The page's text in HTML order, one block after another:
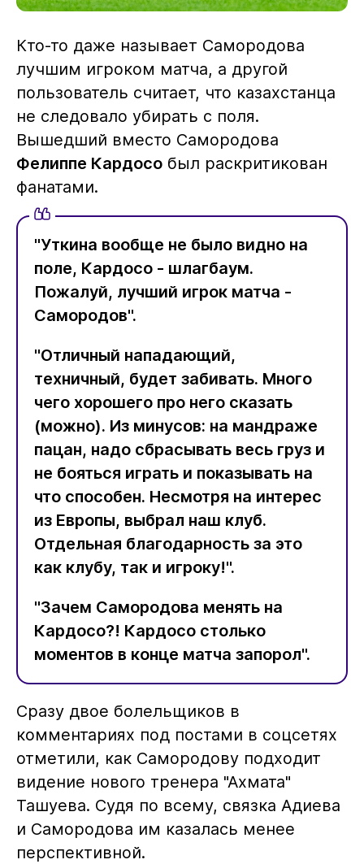
Кто-то даже называет Самородова
лучшим игроком матча, а другой
пользователь считает, что казахстанца
не следовало убирать с поля.
Вышедший вместо Самородова
Фелиппе Кардособыл раскритикован
фанатами.
"Уткина вообще не было видно на
поле, Кардосо - шлагбаум.
Пожалуй, лучший игрок матча -
Самородов".
"Отличный нападающий,
техничный, будет забивать. Много
чего хорошего про него сказать
(можно). Из минусов: на мандраже
пацан, надо сбрасывать весь груз и
не бояться играть и показывать на
что способен. Несмотря на интерес
из Европы, выбрал наш клуб.
Отдельная благодарность за это
как клубу, так и игроку!".
"Зачем Самородова менять на
Кардосо?! Кардосо столько
моментов в конце матча запорол".
Сразу двое болельщиков в
комментариях под постами в соцсетях
отметили, как Самородову подходит
видение нового тренера "Ахмата"
Ташуева. Судя по всему, связка Адиева
и Самородова им казалась менее
перспективной.